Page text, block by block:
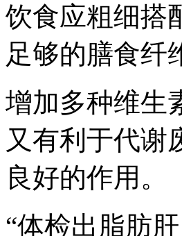
饮食应粗细搭
足够的膳食纤
增加多种维生
又有利于代谢
良好的作用。
“体检出脂肪